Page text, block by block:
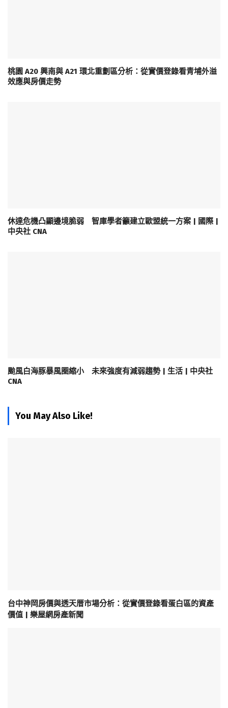
桃園 A20 興南與 A21 環北重劃區分析：從實價登錄看青埔外溢
效應與房價走勢
休達危機凸顯邊境脆弱 智庫學者籲建立歐盟統一方案 | 國際 |
中央社 CNA
颱風白海豚暴風圈縮小 未來強度有減弱趨勢 | 生活 | 中央社
CNA
You May Also Like!
台中神岡房價與透天厝市場分析：從實價登錄看蛋白區的資產
價值 | 樂屋網房產新聞